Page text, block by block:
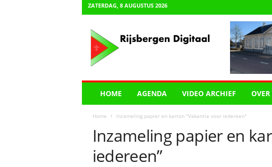
ZATERDAG, 8 AUGUSTUS 2026
HOME AGENDA VIDEO ARCHIEF
Home Inzameling papier en karton "Vakantie voor iedereen"
Inzameling papier en
iedereen”